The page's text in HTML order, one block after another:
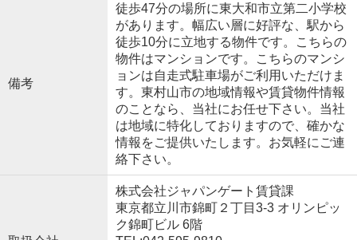
備考
徒歩47分の場所に東大和市立第二小学校
があります。幅広い層に好評な、駅から
徒歩10分に立地する物件です。こちらの
物件はマンションです。こちらのマンシ
ョンは自走式駐車場がご利用いただけま
す。東村山市の地域情報や賃貸物件情報
のことなら、当社にお任せ下さい。当社
は地域に特化しておりますので、確かな
情報をご提供いたします。お気軽にご連
絡下さい。
株式会社ジャパンゲート賃貸課
東京都立川市錦町２丁目3-3 オリンピッ
ク錦町ビル 6階